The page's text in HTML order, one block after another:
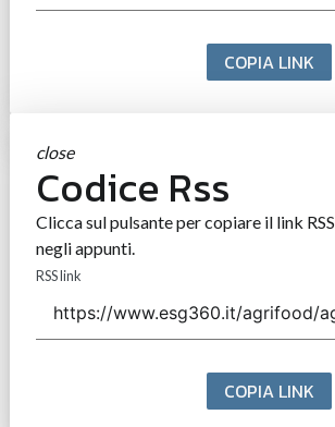
COPIA LINK
close
Codice Rss
Clicca sul pulsante per copiare il link RSS
negli appunti.
RSS link
COPIA LINK